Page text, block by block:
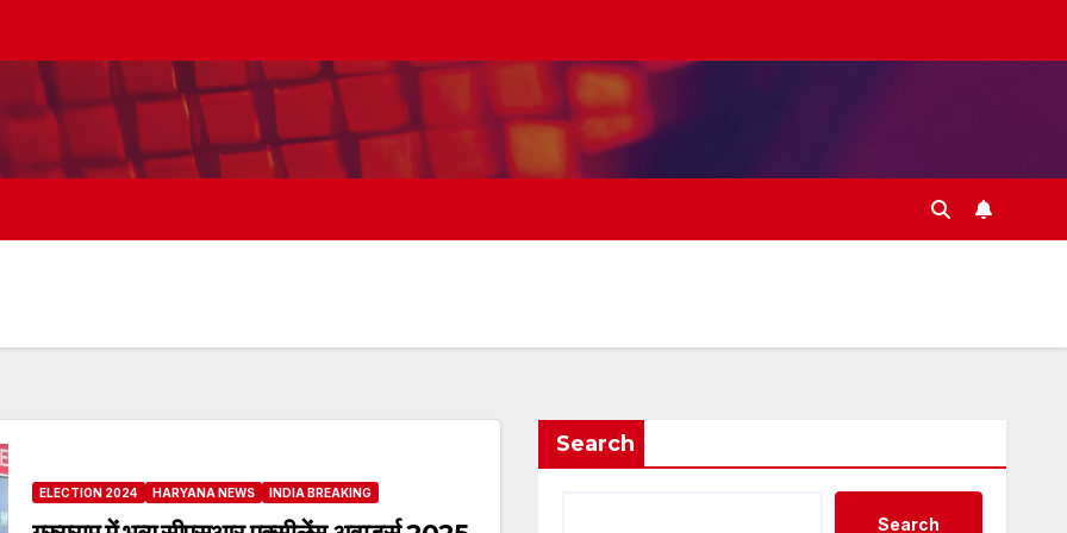
ELECTION 2024 HARYANA NEWS INDIA BREAKING
Search
Search